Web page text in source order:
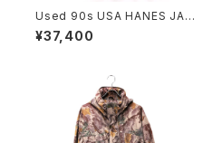
Used 90s USA HANES JAN
ET JACKSON 1990 RHYTH
M NATION 1814 TOUR T-S
¥37,400